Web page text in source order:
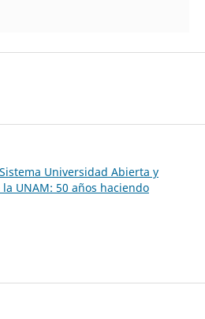
Universidad Abierta y
UNAM: 50 años haciendo